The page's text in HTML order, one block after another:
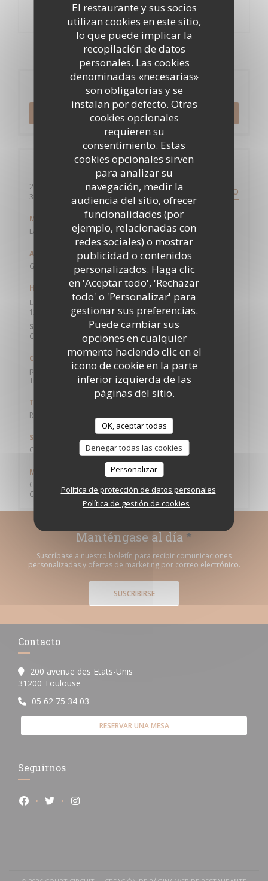
El restaurante y sus socios
utilizan cookies en este sitio,
lo que puede implicar la
recopilación de datos
personales. Las cookies
denominadas «necesarias»
son obligatorias y se
instalan por defecto. Otras
cookies opcionales
requieren su
consentimiento. Estas
cookies opcionales sirven
para analizar su
navegación, medir la
audiencia del sitio, ofrecer
funcionalidades (por
ejemplo, relacionadas con
redes sociales) o mostrar
publicidad o contenidos
personalizados. Haga clic
en 'Aceptar todo', 'Rechazar
todo' o 'Personalizar' para
gestionar sus preferencias.
Puede cambiar sus
opciones en cualquier
momento haciendo clic en el
icono de cookie en la parte
inferior izquierda de las
páginas del sitio.
OK, aceptar todas
Denegar todas las cookies
Personalizar
Política de protección de datos personales
Política de gestión de cookies
Reserva
RESERVAR UNA MESA
Información general
200 avenue des Etats-Unis
31200 Toulouse ((abre en una nueva ventana)) ITINERARIO
Metro
LA VACHE
Aparcamiento
GRATUIT
Horario de apertura
Lun
12:00 - 14:00
Sab
Cerrado
Cocina
productos de temporada, Hecho en casa, Francesa
Tradicional
Tipo de negocio
Restaurante de insituto culinario
Servicios
Camarero, Pedido para Llevar
Métodos de pago
Contactless Payment, Efectivo, Visa, Cheques, Tarjeta de
Crédito
Manténgase al día*
Suscríbase a nuestro boletín para recibir comunicaciones
personalizadas y ofertas de marketing por correo electrónico.
SUSCRIBIRSE
Contacto
200 avenue des Etats-Unis
31200 Toulouse
05 62 75 34 03
RESERVAR UNA MESA
Seguirnos
Facebook ((abre en una nueva ventana))
Twitter ((abre en una nueva ventana))
Instagram ((abre en una nueva ventana))